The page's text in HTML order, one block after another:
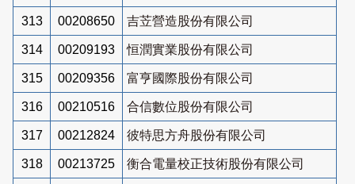
313 00208650 吉苙營造股份有限公司
314 00209193 恒潤實業股份有限公司
315 00209356 富亨國際股份有限公司
316 00210516 合信數位股份有限公司
317 00212824 彼特思方舟股份有限公司
318 00213725 衡合電量校正技術股份有限公司